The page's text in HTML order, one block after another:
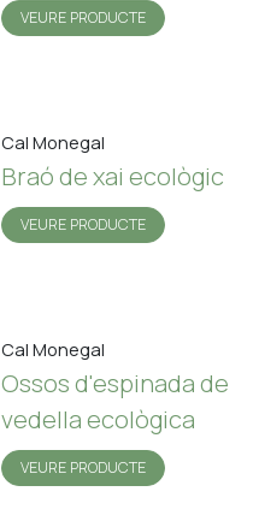
VEURE PRODUCTE
Cal Monegal
Braó de xai ecològic
VEURE PRODUCTE
Cal Monegal
Ossos d'espinada de
vedella ecològica
VEURE PRODUCTE